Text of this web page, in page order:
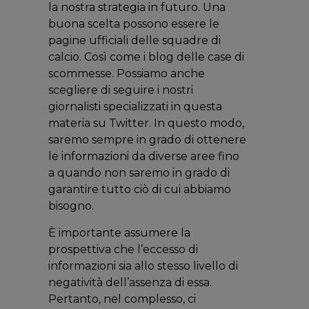
la nostra strategia in futuro. Una
buona scelta possono essere le
pagine ufficiali delle squadre di
calcio. Così come i blog delle case di
scommesse. Possiamo anche
scegliere di seguire i nostri
giornalisti specializzati in questa
materia su Twitter. In questo modo,
saremo sempre in grado di ottenere
le informazioni da diverse aree fino
a quando non saremo in grado di
garantire tutto ciò di cui abbiamo
bisogno.
È importante assumere la
prospettiva che l’eccesso di
informazioni sia allo stesso livello di
negatività dell’assenza di essa.
Pertanto, nel complesso, ci